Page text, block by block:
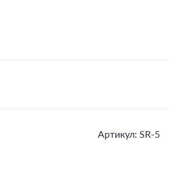
Артикул: SR-5